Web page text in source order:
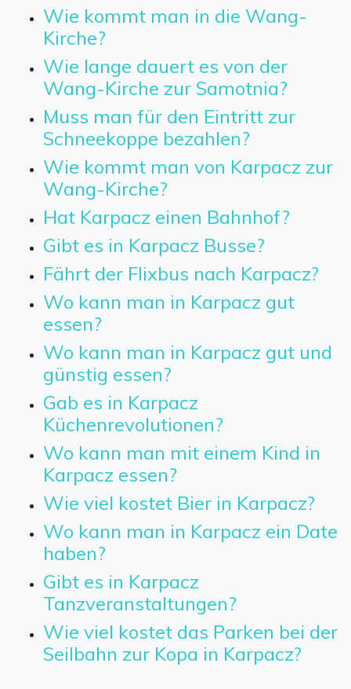
Wie kommt man in die Wang-
Kirche?
Wie lange dauert es von der
Wang-Kirche zur Samotnia?
Muss man für den Eintritt zur
Schneekoppe bezahlen?
Wie kommt man von Karpacz zur
Wang-Kirche?
Hat Karpacz einen Bahnhof?
Gibt es in Karpacz Busse?
Fährt der Flixbus nach Karpacz?
Wo kann man in Karpacz gut
essen?
Wo kann man in Karpacz gut und
günstig essen?
Gab es in Karpacz
Küchenrevolutionen?
Wo kann man mit einem Kind in
Karpacz essen?
Wie viel kostet Bier in Karpacz?
Wo kann man in Karpacz ein Date
haben?
Gibt es in Karpacz
Tanzveranstaltungen?
Wie viel kostet das Parken bei der
Seilbahn zur Kopa in Karpacz?